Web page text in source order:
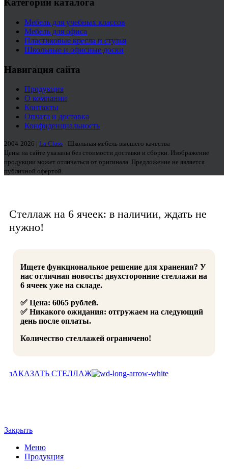
Категории каталога
Мебель для учебных классов
Мебель для офиса
Пластиковые кресла и стулья
Школьные и офисные доски
Навигация сайта
Продукция
О компании
Контакты
Оплата и доставка
Конфиденциальность
2004-2026 | La Class - Школьная мебель высшего качества
Цены на сайте указаны без стоимости доставки и сборки. Изображение
продукции может отличаться от оригинала. Предложение не является
публичной офертой.
Стеллаж на 6 ячеек: в наличии, ждать не
нужно!
Ищете функциональное решение для хранения? У
нас отличная новость: двухсторонние стеллажи на
6 ячеек уже на складе.
✅ Цена: 6065 рублей.
✅ Никакого ожидания: отгружаем на следующий
день после оплаты.
Количество стеллажей ограничено!
зАКАЗАТЬ СТЕЛЛАЖ
Закрыть
Меню
Продукция